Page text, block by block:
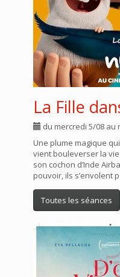
La Fille
du mercredi 5/08 au
Une plume magique
vient bouleverser la
son cochon d’Inde
pouvoir, ils s’envolent
Toutes les séances